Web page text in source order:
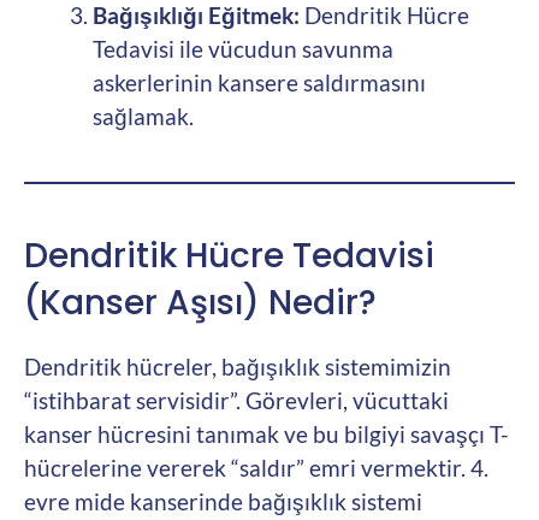
Bağışıklığı Eğitmek: Dendritik Hücre
Tedavisi ile vücudun savunma
askerlerinin kansere saldırmasını
sağlamak.
Dendritik Hücre Tedavisi
(Kanser Aşısı) Nedir?
Dendritik hücreler, bağışıklık sistemimizin
“istihbarat servisidir”. Görevleri, vücuttaki
kanser hücresini tanımak ve bu bilgiyi savaşçı T-
hücrelerine vererek “saldır” emri vermektir. 4.
evre mide kanserinde bağışıklık sistemi